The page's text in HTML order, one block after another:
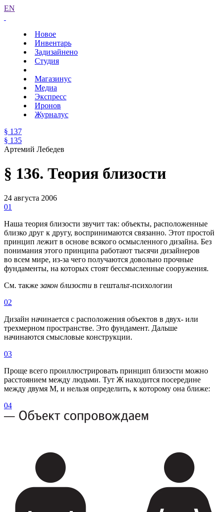
EN
Новое
Инвентарь
Задизайнено
Студия
Магазинус
Медиа
Экспресс
Иронов
Журналус
§ 137
§ 135
Артемий Лебедев
§ 136. Теория близости
24 августа 2006
01
Наша теория близости звучит так: объекты, расположенные
близко друг к другу, воспринимаются связанно. Этот простой
принцип лежит в основе всякого осмысленного дизайна. Без
понимания этого принципа работают тысячи дизайнеров
во всем мире, из-за чего получаются довольно прочные
фундаменты, на которых стоят бессмысленные сооружения.
См. такжезакон близости в гештальт-психологии
02
Дизайн начинается с расположения объектов в двух- или
трехмерном пространстве. Это фундамент. Дальше
начинаются смысловые конструкции.
03
Проще всего проиллюстрировать принцип близости можно
расстоянием между людьми. Тут Ж находится посередине
между двумя М, и нельзя определить, к которому она ближе:
04